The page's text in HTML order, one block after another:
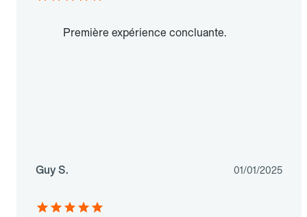
Première expérience concluante.
Guy S. 01/01/2025